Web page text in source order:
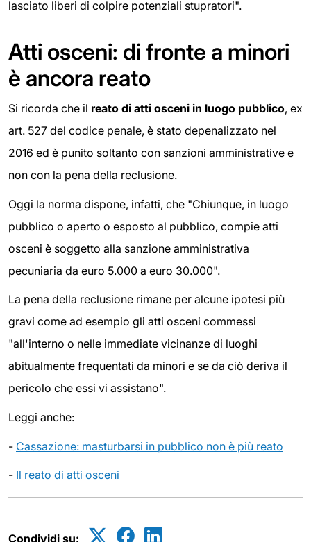
lasciato liberi di colpire potenziali stupratori".
Atti osceni: di fronte a minori
è ancora reato
Si ricorda che il reato di atti osceni in luogo pubblico, ex
art. 527 del codice penale, è stato depenalizzato nel
2016 ed è punito soltanto con sanzioni amministrative e
non con la pena della reclusione.
Oggi la norma dispone, infatti, che "Chiunque, in luogo
pubblico o aperto o esposto al pubblico, compie atti
osceni è soggetto alla sanzione amministrativa
pecuniaria da euro 5.000 a euro 30.000".
La pena della reclusione rimane per alcune ipotesi più
gravi come ad esempio gli atti osceni commessi
"all'interno o nelle immediate vicinanze di luoghi
abitualmente frequentati da minori e se da ciò deriva il
pericolo che essi vi assistano".
Leggi anche:
- Cassazione: masturbarsi in pubblico non è più reato
- Il reato di atti osceni
Condividi su: